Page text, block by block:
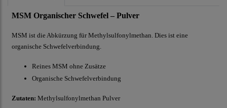
MSM Organischer Schwefel – Pulver
MSM ist die Abkürzung für Methylsulfonylmethan. Dies ist eine
organische Schwefelverbindung.
Reines MSM ohne Zusätze
Organische Schwefelverbindung
Zutaten: Methylsulfonylmethan Pulver